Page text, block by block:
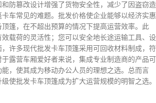
防篡改设计增强了货物安全性，减少了因盗窃造
车常见的难题。批发价格使企业能够以经济实惠
篷，在不超出预算的情况下提高运营效率。此
载荷的灵活性；您可以安全地长途运输工具、设
许多现代批发卡车顶篷采用可回收材料制成，符
露营车厢爱好者来说，集成专业制造商的产品可
，使其成为移动办公人员的理想之选。总而言
使批发卡车顶篷成为扩大运营规模的明智之选。